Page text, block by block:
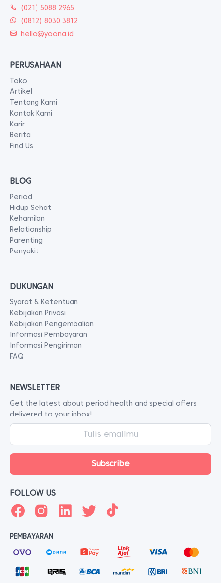
(021) 5088 2965
(0812) 8030 3812
hello@yoona.id
PERUSAHAAN
Toko
Artikel
Tentang Kami
Kontak Kami
Karir
Berita
Find Us
BLOG
Period
Hidup Sehat
Kehamilan
Relationship
Parenting
Penyakit
DUKUNGAN
Syarat & Ketentuan
Kebijakan Privasi
Kebijakan Pengembalian
Informasi Pembayaran
Informasi Pengiriman
FAQ
NEWSLETTER
Get the latest about period health and special offers
delivered to your inbox!
FOLLOW US
PEMBAYARAN